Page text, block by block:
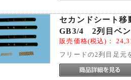
セカンドシート
GB3/4 2列目ベン
販売価格(税込)：
フリードの2列目足元